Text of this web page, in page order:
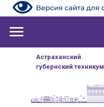
Астраханский
губернский техникум